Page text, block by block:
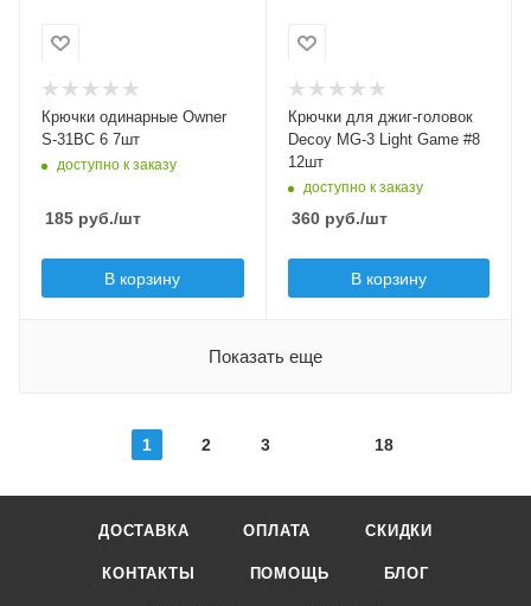
Цвет крючка
Бородка
с бородкой
Крючки одинарные Owner
S-31BC 6 7шт
доступно к заказу
185 руб./шт
В корзину
12
черный
Бородка
с бородкой
Крючки для джиг-головок
Decoy MG-3 Light Game #8
12шт
доступно к заказу
360руб./шт
В корзину
Показать еще
1 2 3 18
ДОСТАВКА ОПЛАТА СКИДКИ
КОНТАКТЫ ПОМОЩЬ БЛОГ